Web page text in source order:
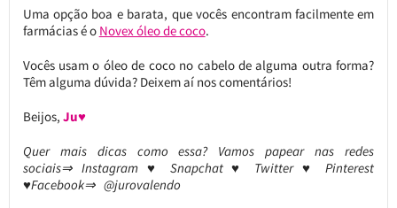
Uma opção boa e barata, que vocês encontram facilmente em
farmácias é o Novex óleo de coco.
Vocês usam o óleo de coco no cabelo de alguma outra forma?
Têm alguma dúvida? Deixem aí nos comentários!
Beijos, Ju♥
Quer mais dicas como essa? Vamos papear nas redes
sociais⇒ Instagram ♥ Snapchat ♥ Twitter ♥ Pinterest
♥Facebook⇒ @jurovalendo